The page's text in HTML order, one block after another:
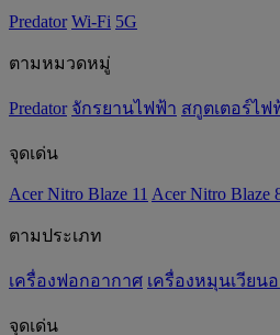
Predator Wi-Fi 5G
ตามหมวดหมู่
Predator จักรยานไฟฟ้า สกูตเตอร์ไฟ
จุดเด่น
Acer Nitro Blaze 11 Acer Nitro Blaze
ตามประเภท
เครื่องฟอกอากาศ เครื่องหมุนเวียน
จุดเด่น